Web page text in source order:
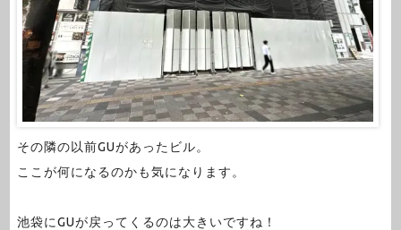
その隣の以前GUがあったビル。
ここが何になるのかも気になります。
池袋にGUが戻ってくるのは大きいですね！